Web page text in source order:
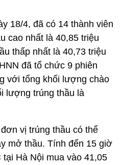
18/4, đã có 14 thành viên
cao nhất là 40,85 triệu
thấp nhất là 40,73 triệu
đã tổ chức 9 phiên
với tổng khối lượng chào
lượng trúng thầu là
vị trúng thầu có thể
mở thầu. Tính đến 15 giờ
Hà Nội mua vào 41,05